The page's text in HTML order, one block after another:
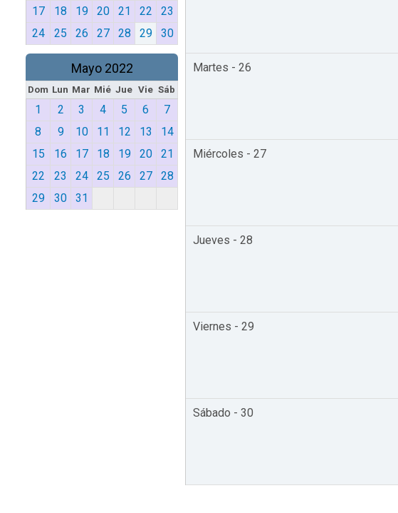
17
18 19 20 21 22
23
24
25 26 27 28 29 30
Mayo 2022
Dom Lun Mar Mié Jue Vie Sáb
1 2 3 4 5 6
7
8
9 10 11 12 13
14
15
16 17 18 19 20
21
22
23 24 25 26 27
28
29
30 31
Martes - 26
Miércoles - 27
Jueves - 28
Viernes - 29
Sábado - 30